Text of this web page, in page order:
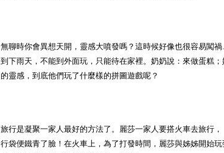
無聊時你會異想天開，靈感大噴發嗎？這時候好像也很容易闖
到下雨天，不能到外面玩，只能待在家裡。奶奶說：來做蛋糕
的靈感，到底他們玩了什麼樣的拼圖遊戲呢？
旅行是凝聚一家人最好的方法了。麗莎一家人要搭火車去旅行，
行袋便鐵青了臉！在火車上，為了打發時間，麗莎與姊姊開始